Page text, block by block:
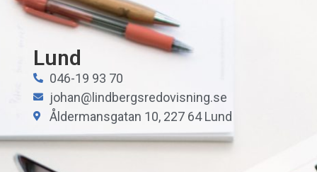
Lund
046-19 93 70
johan@lindbergsredovisning.se
Åldermansgatan 10, 227 64 Lund